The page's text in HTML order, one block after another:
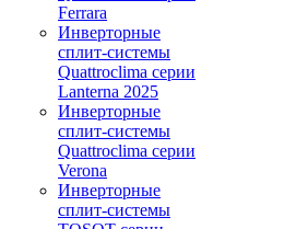
Ferrara
Инверторные
сплит-системы
Quattroclima серии
Lanterna 2025
Инверторные
сплит-системы
Quattroclima серии
Verona
Инверторные
сплит-системы